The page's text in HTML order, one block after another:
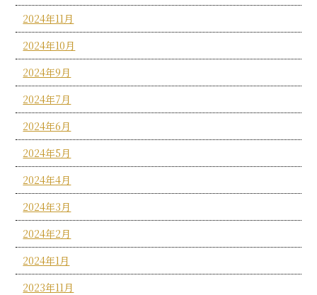
2024年11月
2024年10月
2024年9月
2024年7月
2024年6月
2024年5月
2024年4月
2024年3月
2024年2月
2024年1月
2023年11月